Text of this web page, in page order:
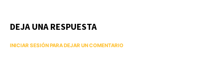
DEJA UNA RESPUESTA
INICIAR SESIÓN PARA DEJAR UN COMENTARIO